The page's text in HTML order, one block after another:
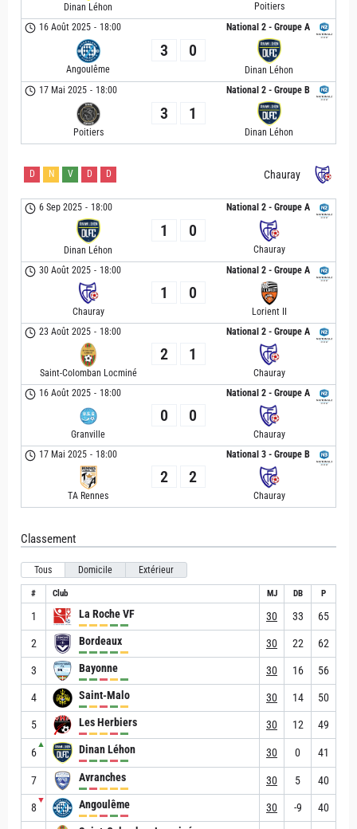
Dinan Léhon
Poitiers
National 2 - Groupe A
16 Août 2025 - 18:00
Angoulême
3 0
Dinan Léhon
National 2 - Groupe B
17 Mai 2025 - 18:00
Poitiers
3 1
Dinan Léhon
Chauray
D N V D D
National 2 - Groupe A
6 Sep 2025 - 18:00
Dinan Léhon
1 0
Chauray
National 2 - Groupe A
30 Août 2025 - 18:00
Chauray
1 0
Lorient II
National 2 - Groupe A
23 Août 2025 - 18:00
Saint-Colomban Locminé
2 1
Chauray
National 2 - Groupe A
16 Août 2025 - 18:00
Granville
0 0
Chauray
National 3 - Groupe B
17 Mai 2025 - 18:00
TA Rennes
2 2
Chauray
Classement
Tous Domicile Extérieur
# Club MJ DB P
1 La Roche VF 30 33 65
2 Bordeaux 30 22 62
3 Bayonne 30 16 56
4 Saint-Malo 30 14 50
5 Les Herbiers 30 12 49
6
▲ Dinan Léhon 30 0 41
7 Avranches 30 5 40
8
▼ Angoulême 30 -9 40